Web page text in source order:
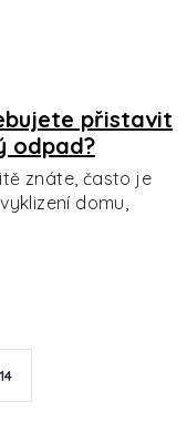
přistavit
odpad?
znáte, často je
domu,
14